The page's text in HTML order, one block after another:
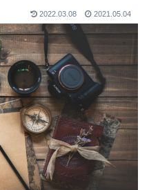
2022.03.08 2021.05.04